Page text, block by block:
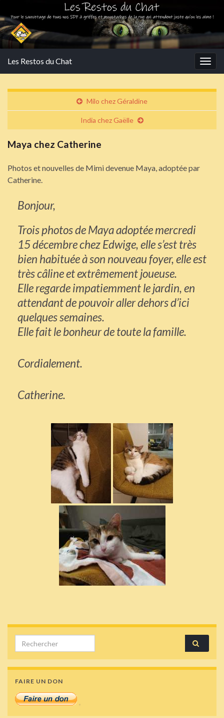
Les Restos du Chat
Milo chez Géraldine
India chez Gaëlle
Maya chez Catherine
Photos et nouvelles de Mimi devenue Maya, adoptée par
Catherine.
Bonjour,
Trois photos de Maya adoptée mercredi
15 décembre chez Edwige, elle s’est très
bien habituée à son nouveau foyer, elle est
très câline et extrêmement joueuse.
Elle regarde impatiemment le jardin, en
attendant de pouvoir aller dehors d’ici
quelques semaines.
Elle fait le bonheur de toute la famille.
Cordialement.
Catherine.
Search for:
FAIRE UN DON